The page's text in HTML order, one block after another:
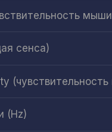
сенса)
(Hz)